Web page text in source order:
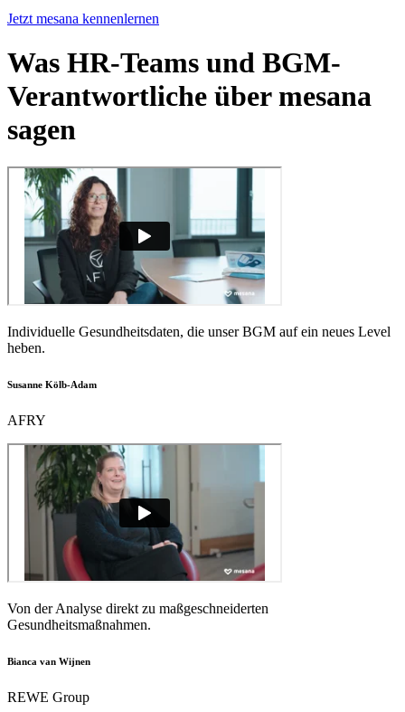
Jetzt mesana kennenlernen
Was HR-Teams und BGM-
Verantwortliche über mesana
sagen
Individuelle Gesundheitsdaten, die unser BGM auf ein neues Level
heben.
Susanne Kölb-Adam
AFRY
Von der Analyse direkt zu maßgeschneiderten
Gesundheitsmaßnahmen.
Bianca van Wijnen
REWE Group